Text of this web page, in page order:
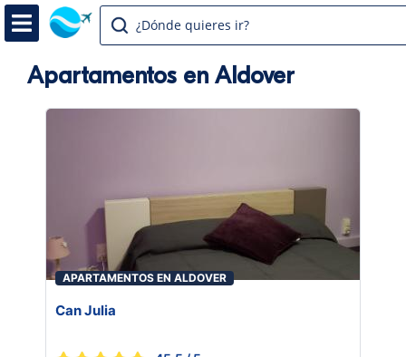
¿Dónde quieres ir?
Apartamentos en Aldover
APARTAMENTOS EN ALDOVER
Can Julia